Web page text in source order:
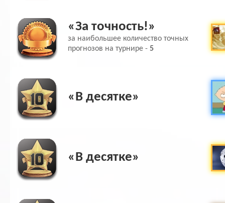
«За точность!»
за наибольшее количество точных
прогнозов на турнире - 5
«В десятке»
«В десятке»